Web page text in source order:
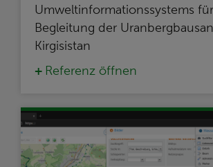
Umweltinformationssystems
Begleitung der
Kirgisistan
Referenz öffnen